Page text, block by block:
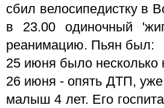
сбил велосипедистку в
в 23.00 одиночный
реанимацию. Пьян был:
25 июня было несколько
26 июня - опять ДТП,
малыш 4 лет. Его